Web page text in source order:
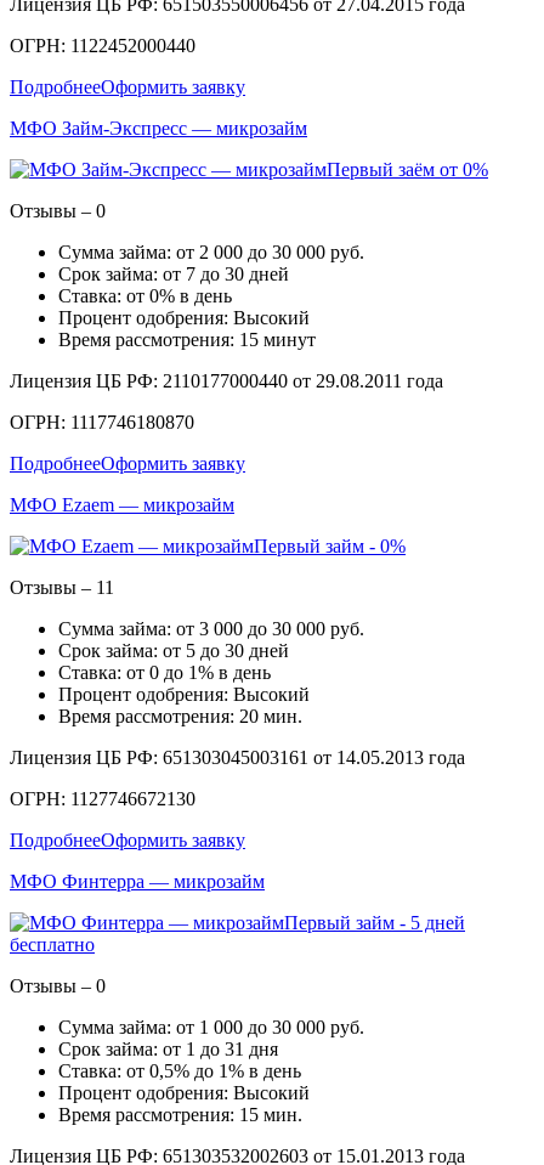
ОГРН: 1122452000440
ПодробнееОформить заявку
МФО Займ-Экспресс — микрозайм
Первый заём от 0%
Отзывы – 0
Сумма займа: от 2 000 до 30 000 руб.
Срок займа: от 7 до 30 дней
Ставка: от 0% в день
Процент одобрения: Высокий
Время рассмотрения: 15 минут
Лицензия ЦБ РФ: 2110177000440 от 29.08.2011 года
ОГРН: 1117746180870
ПодробнееОформить заявку
МФО Ezaem — микрозайм
Первый займ - 0%
Отзывы – 11
Сумма займа: от 3 000 до 30 000 руб.
Срок займа: от 5 до 30 дней
Ставка: от 0 до 1% в день
Процент одобрения: Высокий
Время рассмотрения: 20 мин.
Лицензия ЦБ РФ: 651303045003161 от 14.05.2013 года
ОГРН: 1127746672130
ПодробнееОформить заявку
МФО Финтерра — микрозайм
Первый займ - 5 дней
бесплатно
Отзывы – 0
Сумма займа: от 1 000 до 30 000 руб.
Срок займа: от 1 до 31 дня
Ставка: от 0,5% до 1% в день
Процент одобрения: Высокий
Время рассмотрения: 15 мин.
Лицензия ЦБ РФ: 651303532002603 от 15.01.2013 года